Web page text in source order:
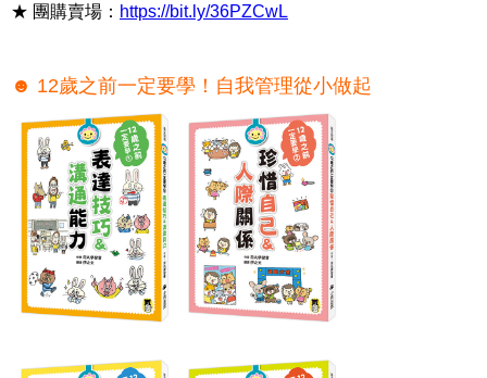
★ 團購賣場： https://bit.ly/36PZCwL
☻ 12歲之前一定要學！自我管理從小做起